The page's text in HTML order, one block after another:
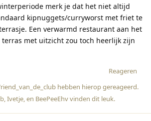
merk je dat het niet altijd
kipnuggets/curryworst met friet te
Een verwarmd restaurant aan het
met uitzicht zou toch heerlijk zijn
Reageren
hebben hierop gereageerd.
,Ivetje, en BeePeeEhvvinden dit leuk.